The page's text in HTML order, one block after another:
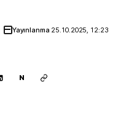
Yayınlanma 25.10.2025, 12:23
N